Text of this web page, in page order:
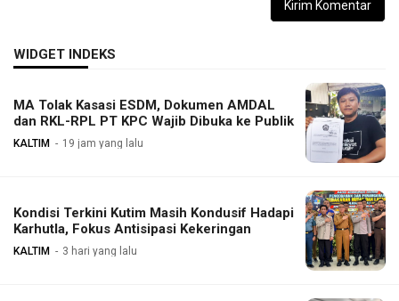
WIDGET INDEKS
MA Tolak Kasasi ESDM, Dokumen AMDAL
dan RKL-RPL PT KPC Wajib Dibuka ke Publik
KALTIM 19 jam yang lalu
Kondisi Terkini Kutim Masih Kondusif Hadapi
Karhutla, Fokus Antisipasi Kekeringan
KALTIM 3 hari yang lalu